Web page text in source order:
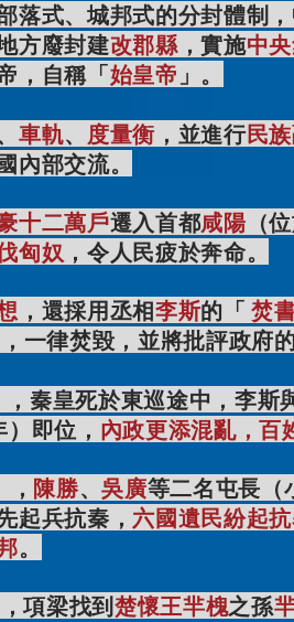
落式、城邦式的分封體制
方廢封建改郡縣，實施中
，自稱「始皇帝 」。
車軌、 度量衡 ，並進行民
內部交流。
十二萬戶遷入首都咸陽 （
匈奴 ，令人民疲於奔命。
，還採用丞相李斯的「焚
一律焚毀，並將批評政府的
，秦皇死於東巡途中，李斯
即位， 內政更添混亂，百
， 陳勝、吳廣等二名屯長（
起兵抗秦， 六國遺民紛起
。
項梁找到楚懷王羋槐之孫